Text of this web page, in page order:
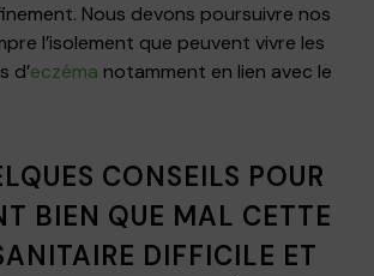
Nous devons poursuivre nos
l’isolement que peuvent vivre les
d’eczéma notamment en lien avec le
CONSEILS POUR
BIEN QUE MAL CETTE
DIFFICILE ET